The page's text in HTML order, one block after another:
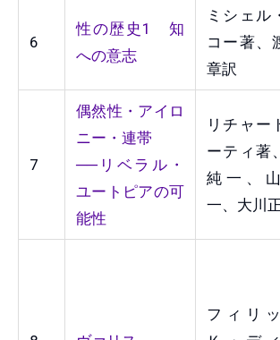
6
性の歴史1 知
への意志
ミシェル
コー著、
章訳
7
偶然性・アイロ
ニー・連帯
──リベラル・
ユートピアの可
能性
リチャー
ーティ著
純一、
一、大川
フィリ